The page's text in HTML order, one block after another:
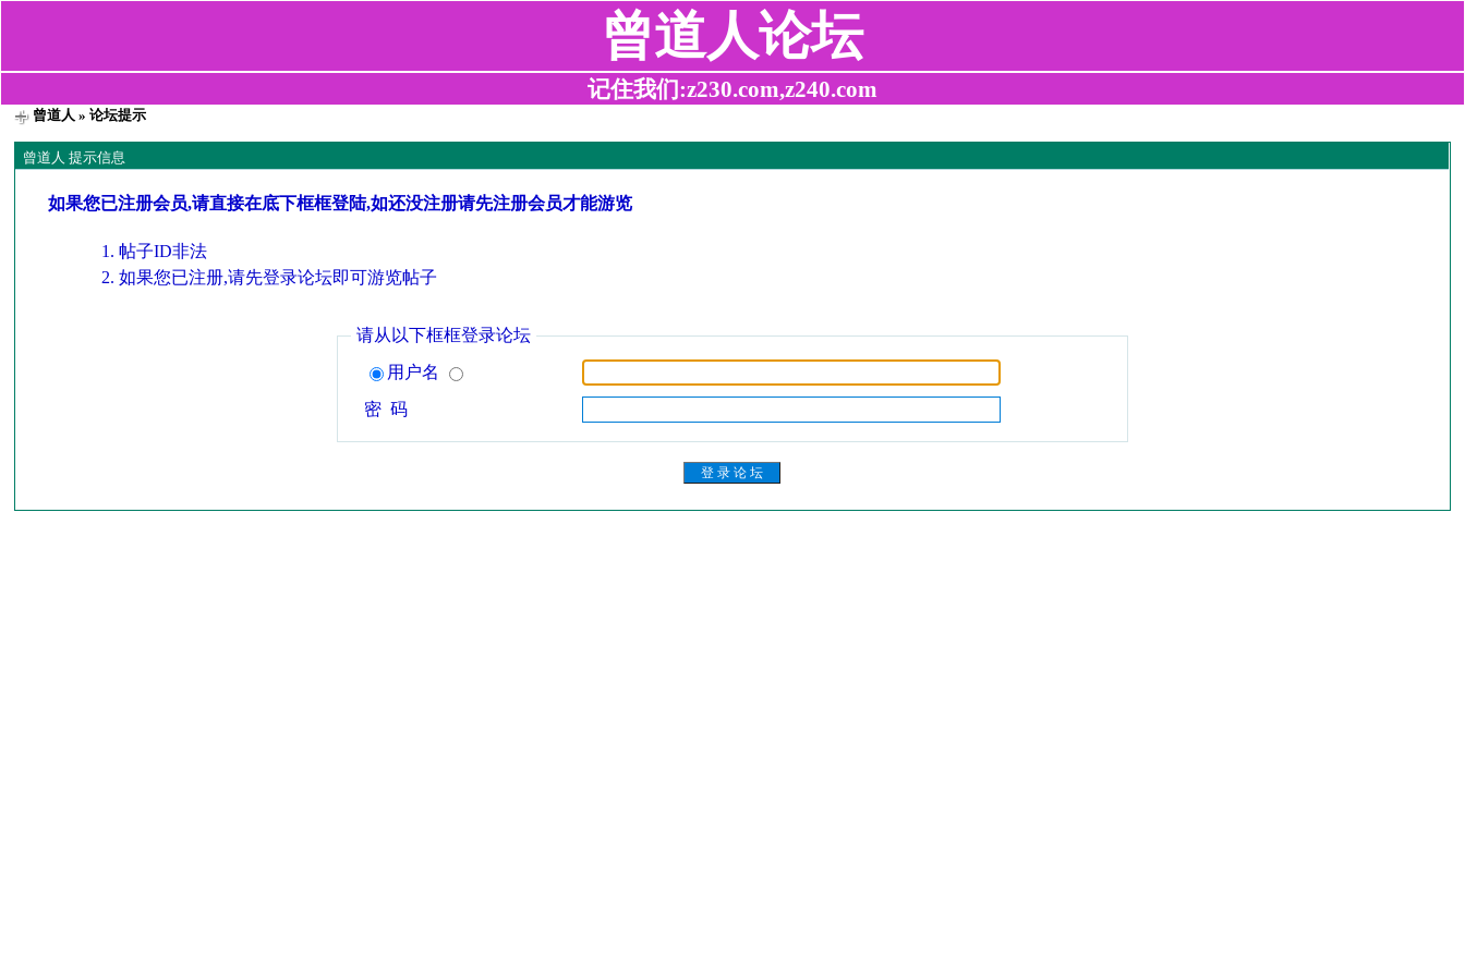
曾道人论坛
记住我们:z230.com,z240.com
曾道人 » 论坛提示
曾道人 提示信息
如果您已注册会员,请直接在底下框框登陆,如还没注册请先注册会员才能游览
帖子ID非法
如果您已注册,请先登录论坛即可游览帖子
请从以下框框登录论坛
用户名
密 码